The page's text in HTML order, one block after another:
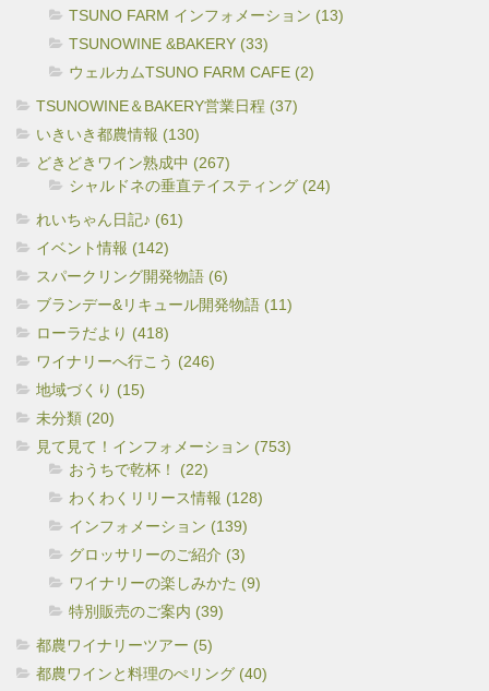
TSUNO FARM インフォメーション (13)
TSUNOWINE &BAKERY (33)
ウェルカムTSUNO FARM CAFE (2)
TSUNOWINE＆BAKERY営業日程 (37)
いきいき都農情報 (130)
どきどきワイン熟成中 (267)
シャルドネの垂直テイスティング (24)
れいちゃん日記♪ (61)
イベント情報 (142)
スパークリング開発物語 (6)
ブランデー&リキュール開発物語 (11)
ローラだより (418)
ワイナリーへ行こう (246)
地域づくり (15)
未分類 (20)
見て見て！インフォメーション (753)
おうちで乾杯！ (22)
わくわくリリース情報 (128)
インフォメーション (139)
グロッサリーのご紹介 (3)
ワイナリーの楽しみかた (9)
特別販売のご案内 (39)
都農ワイナリーツアー (5)
都農ワインと料理のぺリング (40)